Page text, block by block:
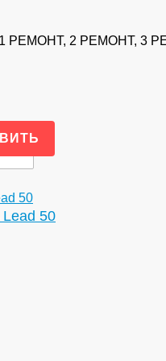
1 РЕМОНТ, 2 РЕМОНТ, 3
50